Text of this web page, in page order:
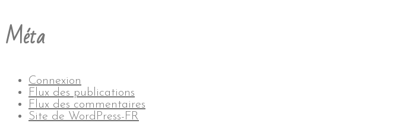
Méta
Connexion
Flux des publications
Flux des commentaires
Site de WordPress-FR